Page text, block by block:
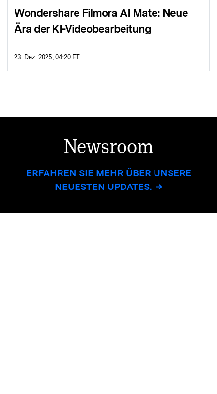
Wondershare Filmora AI Mate: Neue
Ära der KI-Videobearbeitung
23. Dez. 2025, 04:20 ET
Newsroom
ERFAHREN SIE MEHR ÜBER UNSERE
NEUESTEN UPDATES.